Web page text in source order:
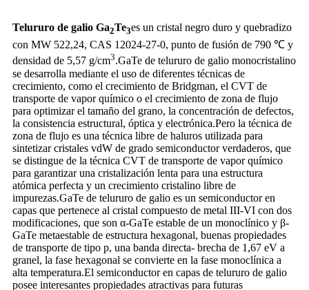
Telururo de galio Ga2Te3es un cristal negro duro y quebradizo
con MW 522,24, CAS 12024-27-0, punto de fusión de 790 ℃ y
densidad de 5,57 g/cm3.GaTe de telururo de galio monocristalino
se desarrolla mediante el uso de diferentes técnicas de
crecimiento, como el crecimiento de Bridgman, el CVT de
transporte de vapor químico o el crecimiento de zona de flujo
para optimizar el tamaño del grano, la concentración de defectos,
la consistencia estructural, óptica y electrónica.Pero la técnica de
zona de flujo es una técnica libre de haluros utilizada para
sintetizar cristales vdW de grado semiconductor verdaderos, que
se distingue de la técnica CVT de transporte de vapor químico
para garantizar una cristalización lenta para una estructura
atómica perfecta y un crecimiento cristalino libre de
impurezas.GaTe de telururo de galio es un semiconductor en
capas que pertenece al cristal compuesto de metal III-VI con dos
modificaciones, que son α-GaTe estable de un monoclínico y β-
GaTe metaestable de estructura hexagonal, buenas propiedades
de transporte de tipo p, una banda directa- brecha de 1,67 eV a
granel, la fase hexagonal se convierte en la fase monoclínica a
alta temperatura.El semiconductor en capas de telururo de galio
posee interesantes propiedades atractivas para futuras